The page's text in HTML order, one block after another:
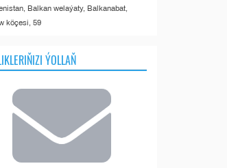
Balkan welaýaty, Balkanabat,
köçesi, 59
ÝOLLAŇ